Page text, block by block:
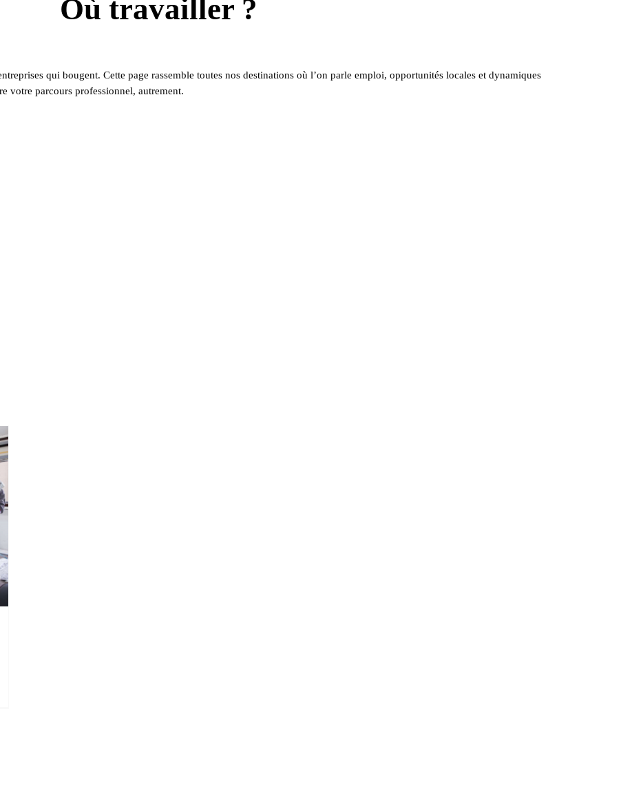
Où travailler ?
qui bougent. Cette page rassemble toutes nos destinations où l’on parle emploi, opportunités locales et dynamiques
votre parcours professionnel, autrement.